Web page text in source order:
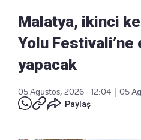
Malatya, ikinci
Yolu
yapacak
05 Ağustos, 2026 - 12:04
05
Paylaş